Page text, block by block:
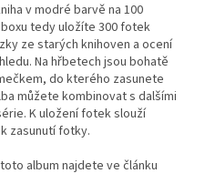
v modré barvě na 100
tedy uložíte 300 fotek
ze starých knihoven a ocení
Na hřbetech jsou bohatě
do kterého zasunete
můžete kombinovat s dalšími
K uložení fotek slouží
zasunutí fotky.
album najdete ve článku